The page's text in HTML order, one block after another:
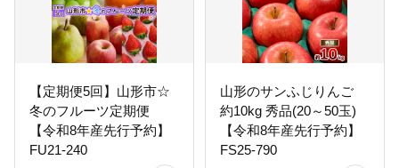
【定期便5回】山形市☆
冬のフルーツ定期便
【令和8年産先行予約】
FU21-240
山形のサンふじりんご
約10kg 秀品(20～50玉)
【令和8年産先行予約】
FS25-790